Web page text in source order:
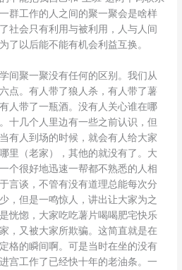
群工作的人之间的聚一聚会是啥样
社会只有利用与被利用，人与人间
了以后能不能有机会利益互换。
间聚一聚没有任何的区别。我们从
点。有人带了狼人杀，有人带了薯
人带了一瓶酒。没有人关心谁在哪
十几个人里边有一些之前认识，但
有人到场的时候，就会有人给大家
里（老家），其他的就没有了。大
个很好地迅速一帮都不熟悉的人相
言谈，不管有没有道理总能每次分
，但是一鸣惊人，讲出让大家为之
恍惚，大家吃吃薯片喝喝肥宅快乐
，又被大家所欺骗。这简直就是在
格的瞬间啊。可是当时在坐的没有
宫工作了已经快十年的老油条。一